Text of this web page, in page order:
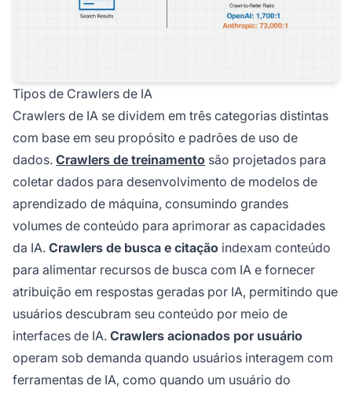
Tipos de Crawlers de IA
Crawlers de IA se dividem em três categorias distintas
com base em seu propósito e padrões de uso de
dados. Crawlers de treinamento são projetados para
coletar dados para desenvolvimento de modelos de
aprendizado de máquina, consumindo grandes
volumes de conteúdo para aprimorar as capacidades
da IA. Crawlers de busca e citação indexam conteúdo
para alimentar recursos de busca com IA e fornecer
atribuição em respostas geradas por IA, permitindo que
usuários descubram seu conteúdo por meio de
interfaces de IA. Crawlers acionados por usuário
operam sob demanda quando usuários interagem com
ferramentas de IA, como quando um usuário do